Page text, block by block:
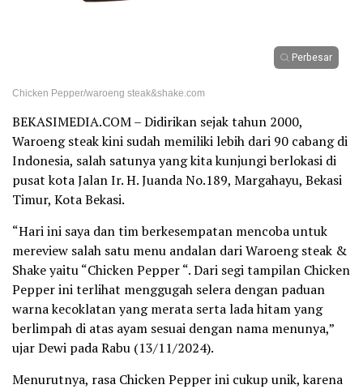
Perbesar
Chicken Pepper/waroeng steak&shake.com
BEKASIMEDIA.COM – Didirikan sejak tahun 2000,
Waroeng steak kini sudah memiliki lebih dari 90 cabang di
Indonesia, salah satunya yang kita kunjungi berlokasi di
pusat kota Jalan Ir. H. Juanda No.189, Margahayu, Bekasi
Timur, Kota Bekasi.
“Hari ini saya dan tim berkesempatan mencoba untuk
mereview salah satu menu andalan dari Waroeng steak &
Shake yaitu “Chicken Pepper “. Dari segi tampilan Chicken
Pepper ini terlihat menggugah selera dengan paduan
warna kecoklatan yang merata serta lada hitam yang
berlimpah di atas ayam sesuai dengan nama menunya,”
ujar Dewi pada Rabu (13/11/2024).
Menurutnya, rasa Chicken Pepper ini cukup unik, karena